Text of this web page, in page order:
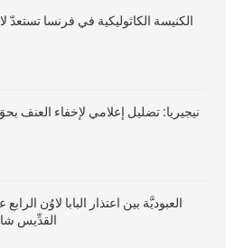
الكنيسة الكاثوليكية في فرنسا تستعدّ
نيجيريا: تضليل إعلامي لإخفاء العنف
العبوديَّة بين اعتذار البابا لاوُن
القدِّيس